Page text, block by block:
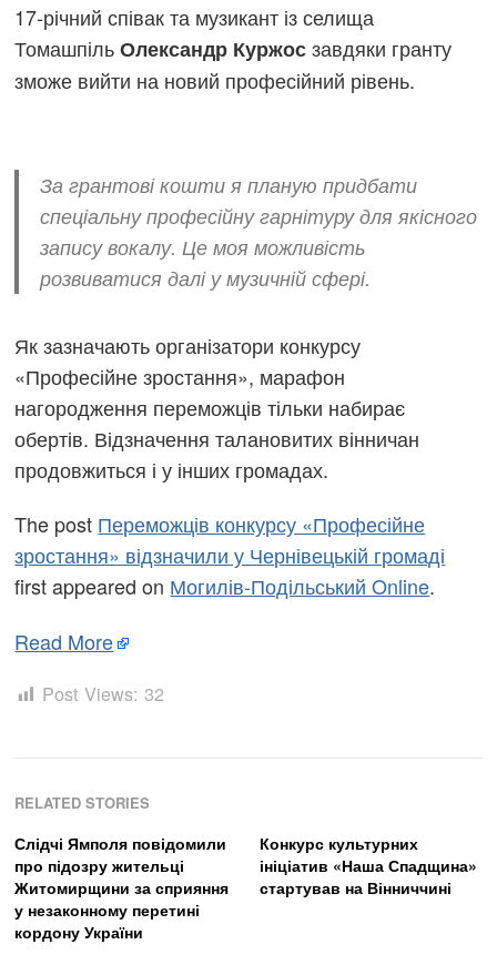
17-річний співак та музикант із селища
ТомашпільОлександр Куржосзавдяки гранту
зможе вийти на новий професійний рівень.
За грантові кошти я планую придбати
спеціальну професійну гарнітуру для якісного
запису вокалу. Це моя можливість
розвиватися далі у музичній сфері.
Як зазначають організатори конкурсу
«Професійне зростання», марафон
нагородження переможців тільки набирає
обертів. Відзначення талановитих вінничан
продовжиться і у інших громадах.
The post Переможців конкурсу «Професійне
зростання» відзначили у Чернівецькій громаді
first appeared on Могилів-Подільський Online.
Read More
Post Views: 32
RELATED STORIES
Слідчі Ямполя повідомили
про підозру жительці
Житомирщини за сприяння
у незаконному перетині
кордону України
Конкурс культурних
ініціатив «Наша Спадщина»
стартував на Вінниччині